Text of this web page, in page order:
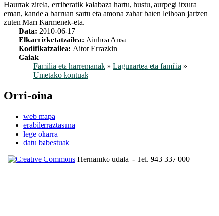
Haurrak zirela, erriberatik kalabaza hartu, hustu, aurpegi itxura
eman, kandela barruan sartu eta amona zahar baten leihoan jartzen
zuten Mari Karmenek-eta.
Data: 2010-06-17
Elkarrizketatzailea: Ainhoa Ansa
Kodifikatzailea: Aitor Errazkin
Gaiak
Familia eta harremanak » Lagunartea eta familia »
Umetako kontuak
Orri-oina
web mapa
erabilerraztasuna
lege oharra
datu babestuak
Hernaniko udala - Tel. 943 337 000